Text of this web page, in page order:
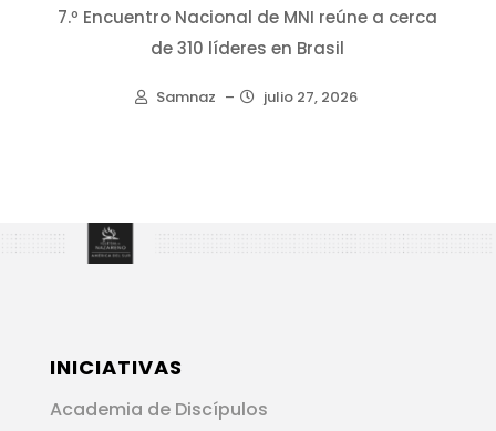
7.º Encuentro Nacional de MNI reúne a cerca
de 310 líderes en Brasil
Samnaz – julio 27, 2026
INICIATIVAS
Academia de Discípulos